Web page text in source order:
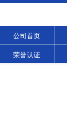
公司首页
荣誉认证